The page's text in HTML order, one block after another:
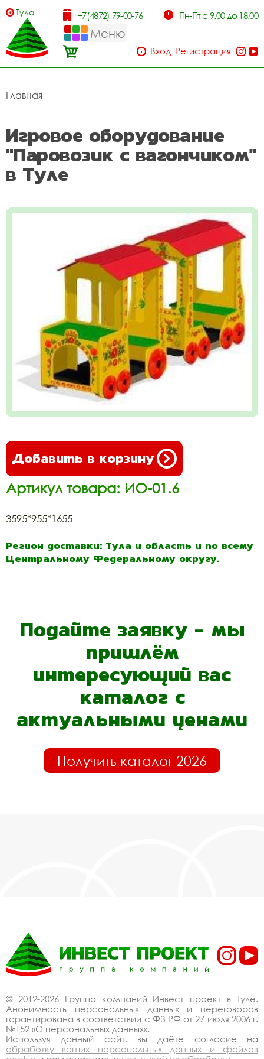
Тула +7(4872) 79-00-76 Пн-Пт с 9.00 до 18.00
Меню
Вход Регистрация
Главная
Игровое оборудование
"Паровозик с вагончиком"
в Туле
Добавить в корзину
Артикул товара: ИО-01.6
3595*955*1655
Регион доставки: Тула и область и по всему
Центральному Федеральному округу.
Подайте заявку - мы
пришлём
интересующий вас
каталог с
актуальными ценами
Получить каталог 2026
© 2012-2026 Группа компаний Инвест проект в Туле.
Анонимность персональных данных и переговоров
гарантирована в соответствии с ФЗ РФ от 27 июля 2006 г.
№152 «О персональных данных».
Используя данный сайт, вы даёте согласие на
обработку ваших персональных данных и файлов